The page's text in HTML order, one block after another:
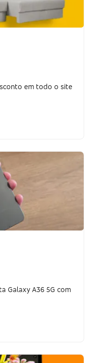
em todo o site
Galaxy A36 5G com